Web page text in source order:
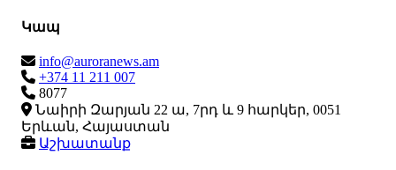
Կապ
info@auroranews.am
+374 11 211 007
8077
Նաիրի Զարյան 22 ա, 7րդ և 9 հարկեր, 0051
Երևան, Հայաստան
Աշխատանք